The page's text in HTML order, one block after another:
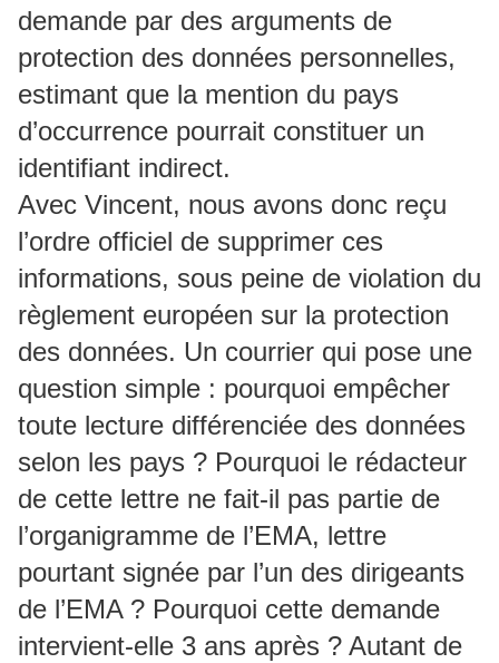
demande par des arguments de
protection des données personnelles,
estimant que la mention du pays
d’occurrence pourrait constituer un
identifiant indirect.
Avec Vincent, nous avons donc reçu
l’ordre officiel de supprimer ces
informations, sous peine de violation du
règlement européen sur la protection
des données. Un courrier qui pose une
question simple : pourquoi empêcher
toute lecture différenciée des données
selon les pays ? Pourquoi le rédacteur
de cette lettre ne fait-il pas partie de
l’organigramme de l’EMA, lettre
pourtant signée par l’un des dirigeants
de l’EMA ? Pourquoi cette demande
intervient-elle 3 ans après ? Autant de